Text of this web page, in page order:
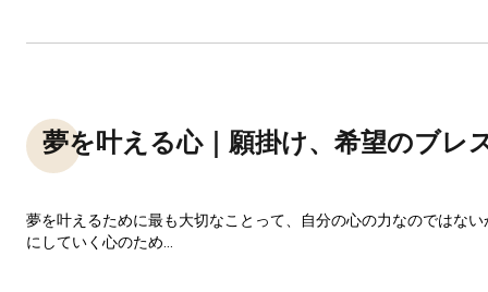
夢を叶える心｜願掛け、希望のブレ
夢を叶えるために最も大切なことって、自分の心の力なのではな
にしていく心のため...